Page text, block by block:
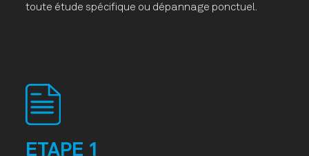
toute étude spécifique ou dépannage ponctuel.
ETAPE 1